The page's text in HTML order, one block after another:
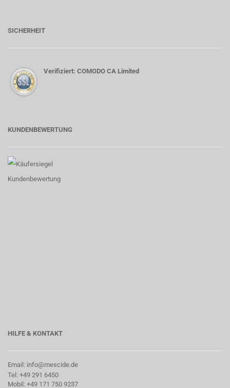
SICHERHEIT
Verifiziert: COMODO CA Limited
KUNDENBEWERTUNG
HILFE & KONTAKT
Email: info@mescide.de
Tel: +49 291 6450
Mobil: +49 171 750 9237